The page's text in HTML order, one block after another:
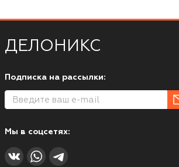
ДЕЛОНИКС
Подписка на рассылки:
Мы в соцсетях: